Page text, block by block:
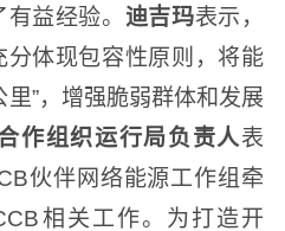
益经验。 迪吉玛表示，
体现包容性原则，将能
里”，增强脆弱群体和发展
作组织运行局负责人表
伙伴网络能源工作组牵
相关工作。为打造开